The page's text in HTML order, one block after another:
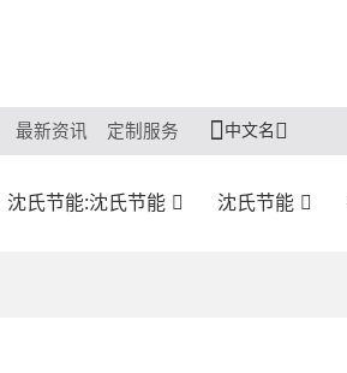
最新资讯 定制服务 中文名
沈氏节能:沈氏节能 沈氏节能